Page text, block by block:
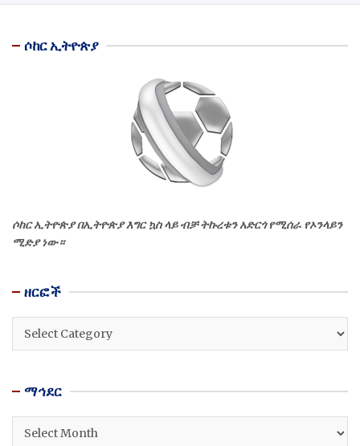
ሶከር ኢትዮጵያ
ሶከር ኢትዮጵያ በኢትዮጵያ እግር ኳስ ላይ ብቻ ትኩረቱን አድርጎ የሚሰራ የኦንላይን
ሚድያ ነው።
ዘርፎች
ዘርፎች
ማኅደር
ማኅደር